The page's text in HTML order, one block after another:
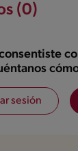
(0)
sesión